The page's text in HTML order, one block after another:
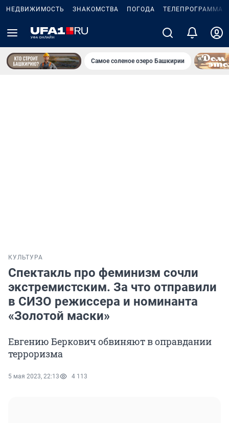
НЕДВИЖИМОСТЬ ЗНАКОМСТВА ПОГОДА ТЕЛЕПРОГРАММА
Самое соленое озеро Башкирии
КУЛЬТУРА
Спектакль про феминизм сочли
экстремистским. За что отправили
в СИЗО режиссера и номинанта
«Золотой маски»
Евгению Беркович обвиняют в оправдании
терроризма
5 мая 2023, 22:13 4 113